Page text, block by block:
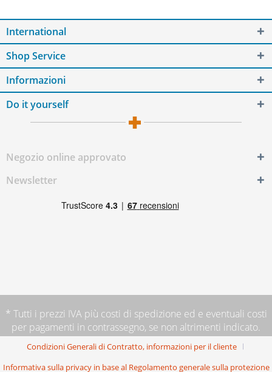
International
Shop Service
Informazioni
Do it yourself
Negozio online approvato
Newsletter
* Tutti i prezzi IVA più costi di spedizione ed e eventuali costi
per pagamenti in contrassegno, se non altrimenti indicato.
Condizioni Generali di Contratto, informazioni per il cliente
Informativa sulla privacy in base al Regolamento generale sulla protezione